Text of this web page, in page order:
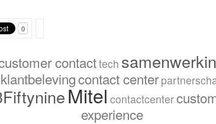
0
contacttech
klantbelevingcontact center
Mitel contactcenter
experience